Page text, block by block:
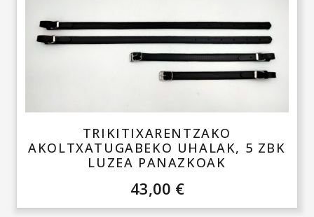
TRIKITIXARENTZAKO
AKOLTXATUGABEKO UHALAK, 5 ZBK
LUZEA PANAZKOAK
43,00 €